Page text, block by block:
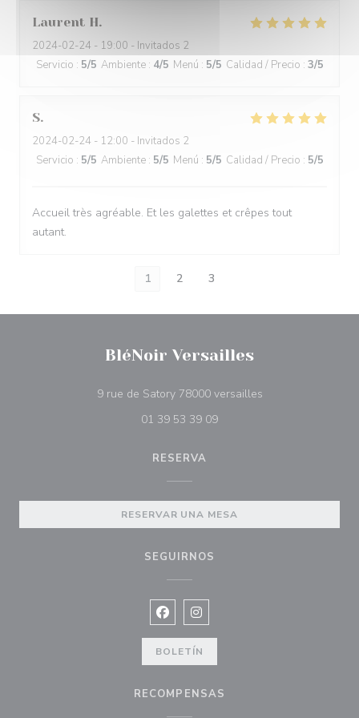
Laurent H
2024-02-24 - 19:00 - Invitados 2
Servicio : 5/5 Ambiente : 4/5 Menú : 5/5 Calidad / Precio : 3/5
S
2024-02-24 - 12:00 - Invitados 2
Servicio : 5/5 Ambiente : 5/5 Menú : 5/5 Calidad / Precio : 5/5
Accueil très agréable. Et les galettes et crêpes tout
autant.
1 2 3
BléNoir Versailles
9 rue de Satory 78000 versailles((abre en una
01 39 53 39 09
RESERVA
RESERVAR UNA MESA
SEGUIRNOS
Facebook ((abre en una nueva
Instagram ((abre en una
BOLETÍN
RECOMPENSAS